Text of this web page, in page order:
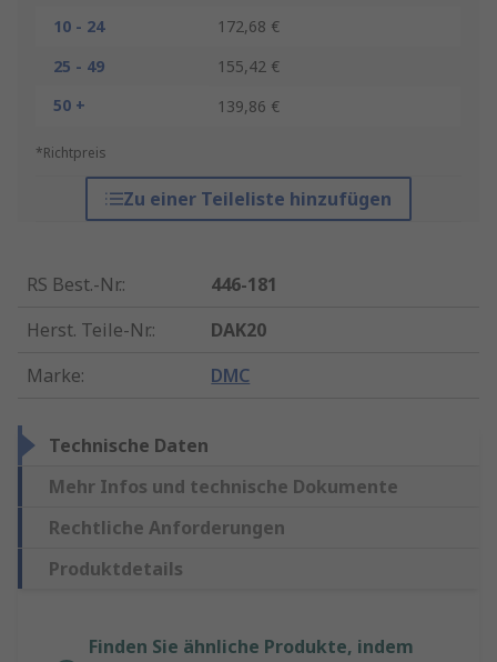
10 - 24
172,68 €
25 - 49
155,42 €
50 +
139,86 €
*Richtpreis
Zu einer Teileliste hinzufügen
RS Best.-Nr.:
446-181
Herst. Teile-Nr.:
DAK20
Marke: DMC
Technische Daten
Mehr Infos und technische Dokumente
Rechtliche Anforderungen
Produktdetails
Finden Sie ähnliche Produkte, indem